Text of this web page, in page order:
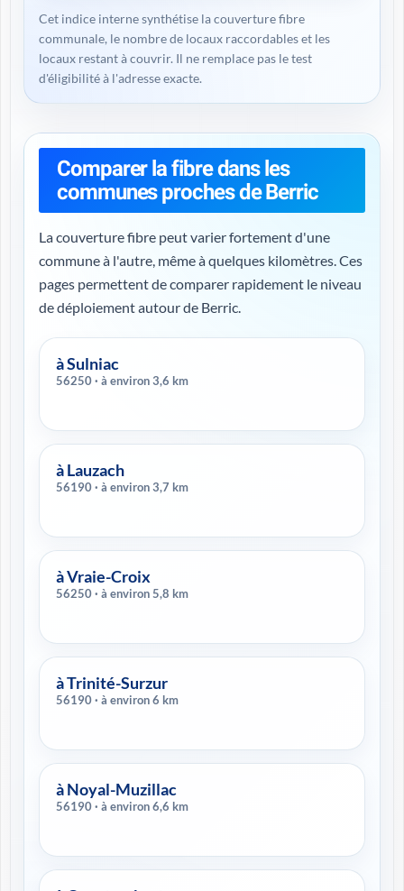
Cet indice interne synthétise la couverture fibre
communale, le nombre de locaux raccordables et les
locaux restant à couvrir. Il ne remplace pas le test
d'éligibilité à l'adresse exacte.
Comparer la fibre dans les
communes proches de Berric
La couverture fibre peut varier fortement d'une
commune à l'autre, même à quelques kilomètres. Ces
pages permettent de comparer rapidement le niveau
de déploiement autour de Berric.
à Sulniac
56250 · à environ 3,6 km
à Lauzach
56190 · à environ 3,7 km
à Vraie-Croix
56250 · à environ 5,8 km
à Trinité-Surzur
56190 · à environ 6 km
à Noyal-Muzillac
56190 · à environ 6,6 km